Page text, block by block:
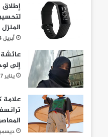
إطلاق
المنزل
أبريل 4, 2020
عائشة
إلى
يناير 7, 2021
ديسمبر 28,